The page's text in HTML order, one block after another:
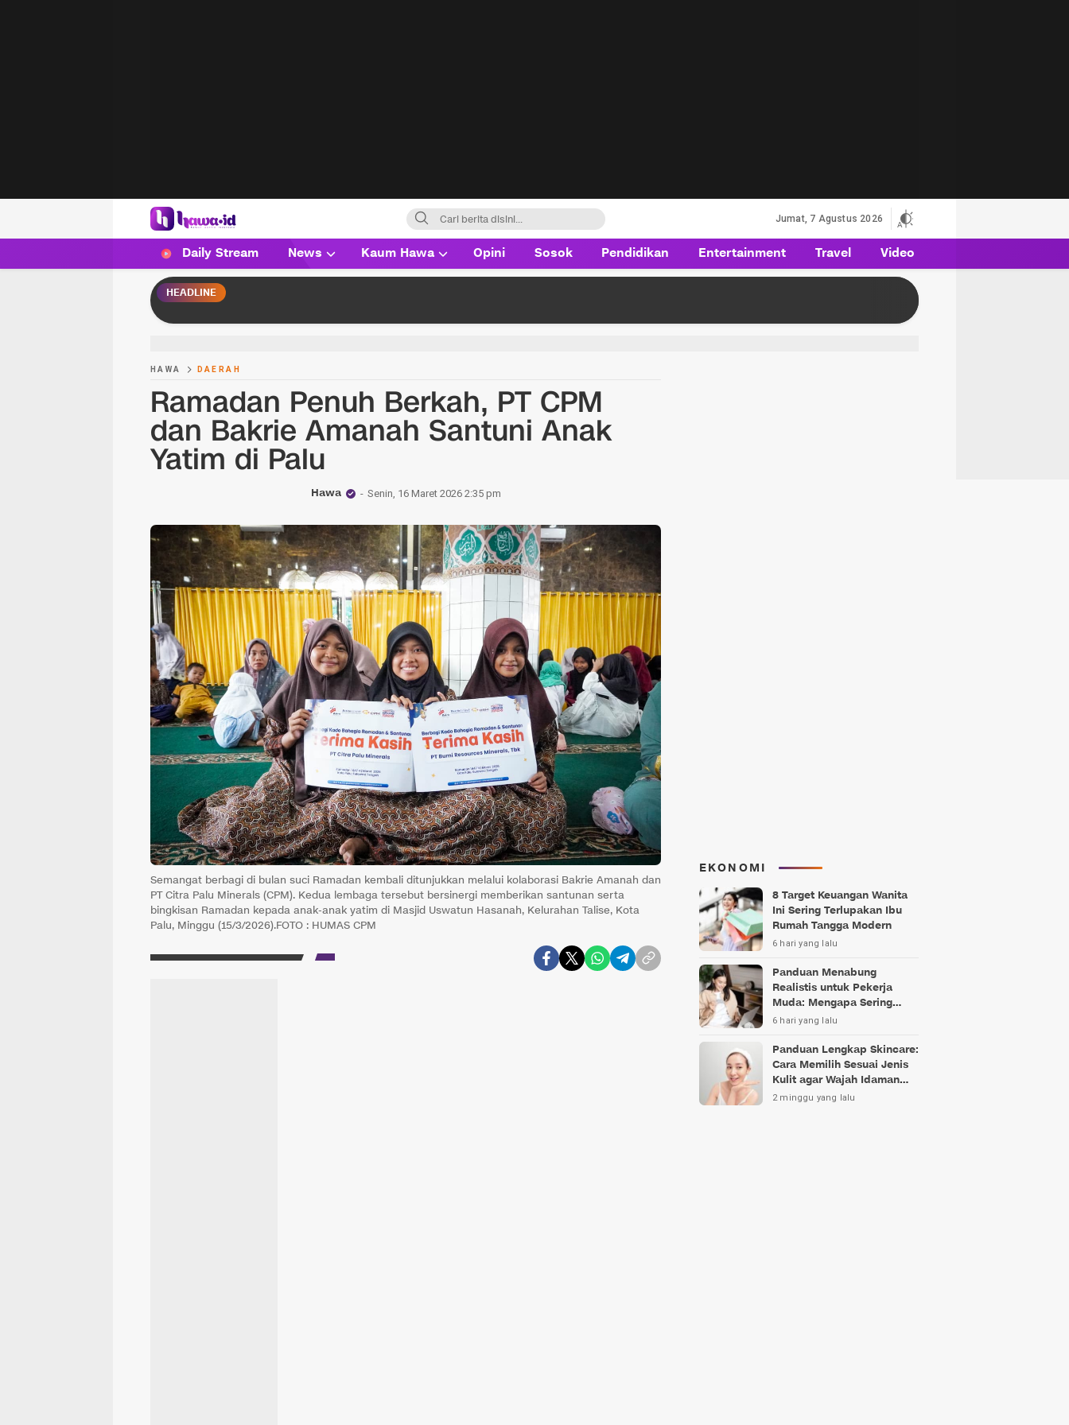
HAWA
Haluan Wanita Indonesia
Jumat, 7 Agustus 2026
Daily Stream News Kaum Hawa Opini Sosok Pendidikan Entertainment Travel Video
HEADLINE
HAWA DAERAH
Ramadan Penuh Berkah, PT CPM
dan Bakrie Amanah Santuni Anak
Yatim di Palu
Hawa Senin, 16 Maret 2026 2:35 pm
Semangat berbagi di bulan suci Ramadan kembali ditunjukkan melalui kolaborasi Bakrie Amanah dan
PT Citra Palu Minerals (CPM). Kedua lembaga tersebut bersinergi memberikan santunan serta
bingkisan Ramadan kepada anak-anak yatim di Masjid Uswatun Hasanah, Kelurahan Talise, Kota
Palu, Minggu (15/3/2026).FOTO : HUMAS CPM
EKONOMI
8 Target Keuangan Wanita
Ini Sering Terlupakan Ibu
Rumah Tangga Modern
6 hari yang lalu
Panduan Menabung
Realistis untuk Pekerja
Muda: Mengapa Sering
Gagal?
6 hari yang lalu
Panduan Lengkap Skincare:
Cara Memilih Sesuai Jenis
Kulit agar Wajah Idaman
Bukan Sekadar Mimpi
2 minggu yang lalu